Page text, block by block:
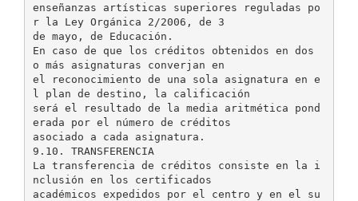
enseñanzas artísticas superiores reguladas po
r la Ley Orgánica 2/2006, de 3
de mayo, de Educación.
En caso de que los créditos obtenidos en dos
o más asignaturas converjan en
el reconocimiento de una sola asignatura en e
l plan de destino, la calificación
será el resultado de la media aritmética pond
erada por el número de créditos
asociado a cada asignatura.
9.10. TRANSFERENCIA
La transferencia de créditos consiste en la i
nclusión en los certificados
académicos expedidos por el centro y en el su